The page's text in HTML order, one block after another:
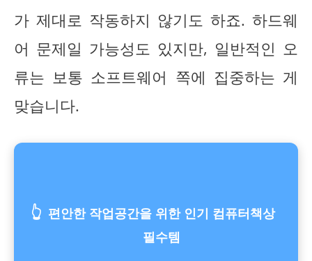
가 제대로 작동하지 않기도 하죠. 하드웨
어 문제일 가능성도 있지만, 일반적인 오
류는 보통 소프트웨어 쪽에 집중하는 게
맞습니다.
👆 편안한 작업공간을 위한 인기 컴퓨터책상
필수템